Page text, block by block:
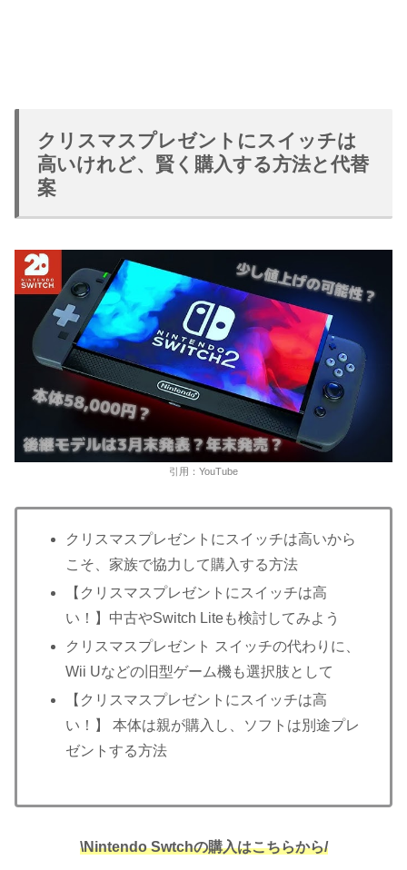
クリスマスプレゼントにスイッチは
高いけれど、賢く購入する方法と代替
案
引用：YouTube
クリスマスプレゼントにスイッチは高いから
こそ、家族で協力して購入する方法
【クリスマスプレゼントにスイッチは高
い！】中古やSwitch Liteも検討してみよう
クリスマスプレゼント スイッチの代わりに、
Wii Uなどの旧型ゲーム機も選択肢として
【クリスマスプレゼントにスイッチは高
い！】 本体は親が購入し、ソフトは別途プレ
ゼントする方法
\Nintendo Swtchの購入はこちらから/